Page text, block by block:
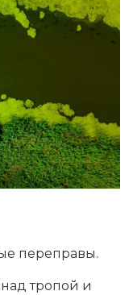
переправы.
тропой и